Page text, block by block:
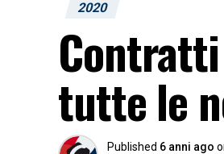
2020
tutte le
Published 6 anni ago